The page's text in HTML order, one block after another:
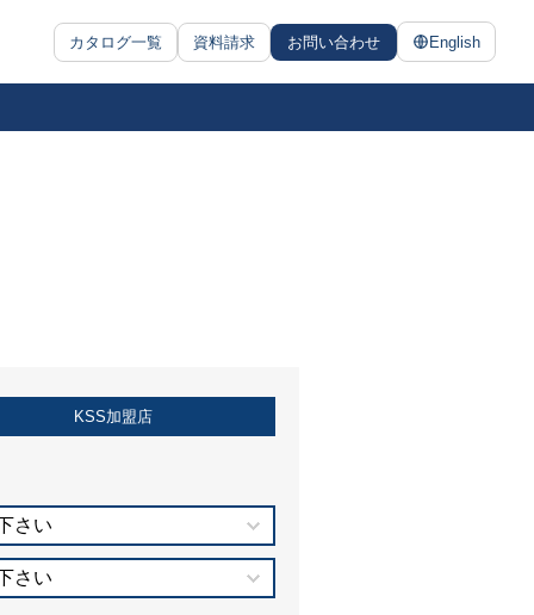
カタログ一覧 資料請求 お問い合わせ English
KSS加盟店
さい
さい